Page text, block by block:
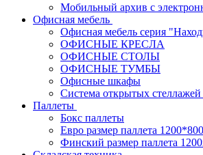
Мобильный архив с
Офисная мебель
Офисная мебель серия
ОФИСНЫЕ КРЕСЛА
ОФИСНЫЕ СТОЛЫ
ОФИСНЫЕ ТУМБЫ
Офисные шкафы
Система открытых
Паллеты
Бокс паллеты
Евро размер паллета
Финский размер паллета